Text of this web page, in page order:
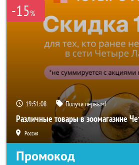
-15%
19:51:06 Получи первым!
Различные товары в зоомагазине
Россия
Промокод